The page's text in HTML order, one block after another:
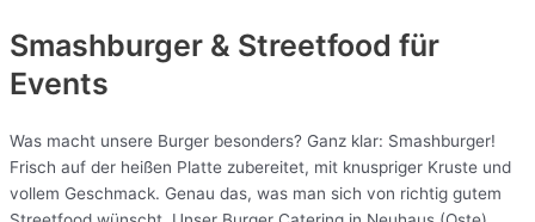
Smashburger & Streetfood für
Events
Was macht unsere Burger besonders? Ganz klar: Smashburger!
Frisch auf der heißen Platte zubereitet, mit knuspriger Kruste und
vollem Geschmack. Genau das, was man sich von richtig gutem